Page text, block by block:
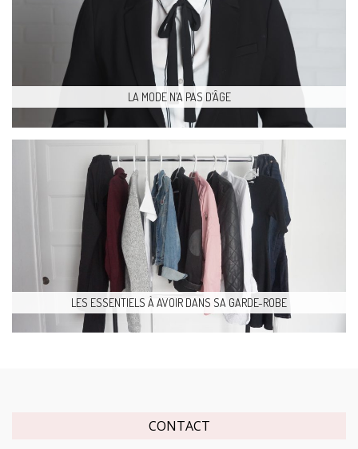
LA MODE N’A PAS D’ÂGE
LES ESSENTIELS À AVOIR DANS SA GARDE-ROBE
CONTACT